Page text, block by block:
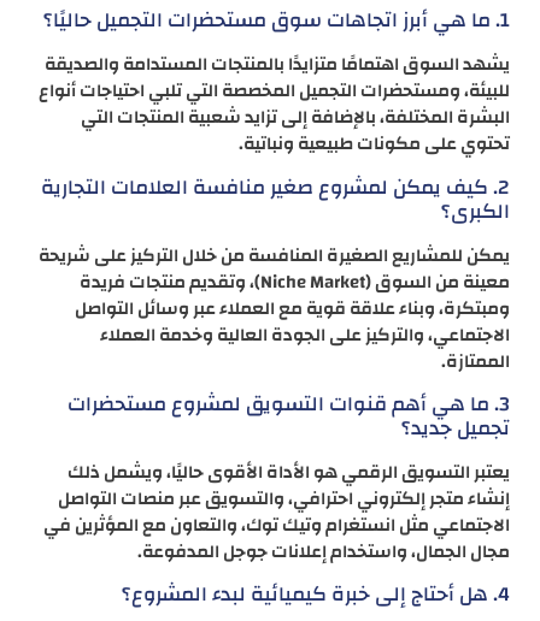
1. ما هي أبرز اتجاهات سوق مستحضرات التجميل حاليًا؟
يشهد السوق اهتمامًا متزايدًا بالمنتجات المستدامة والصديقة
للبيئة، ومستحضرات التجميل المخصصة التي تلبي احتياجات أنواع
البشرة المختلفة، بالإضافة إلى تزايد شعبية المنتجات التي
تحتوي على مكونات طبيعية ونباتية.
2. كيف يمكن لمشروع صغير منافسة العلامات التجارية
الكبرى؟
يمكن للمشاريع الصغيرة المنافسة من خلال التركيز على شريحة
معينة من السوق (Niche Market)، وتقديم منتجات فريدة
ومبتكرة، وبناء علاقة قوية مع العملاء عبر وسائل التواصل
الاجتماعي، والتركيز على الجودة العالية وخدمة العملاء
الممتازة.
3. ما هي أهم قنوات التسويق لمشروع مستحضرات
تجميل جديد؟
يعتبر التسويق الرقمي هو الأداة الأقوى حاليًا، ويشمل ذلك
إنشاء متجر إلكتروني احترافي، والتسويق عبر منصات التواصل
الاجتماعي مثل انستغرام وتيك توك، والتعاون مع المؤثرين في
مجال الجمال، واستخدام إعلانات جوجل المدفوعة.
4. هل أحتاج إلى خبرة كيميائية لبدء المشروع؟